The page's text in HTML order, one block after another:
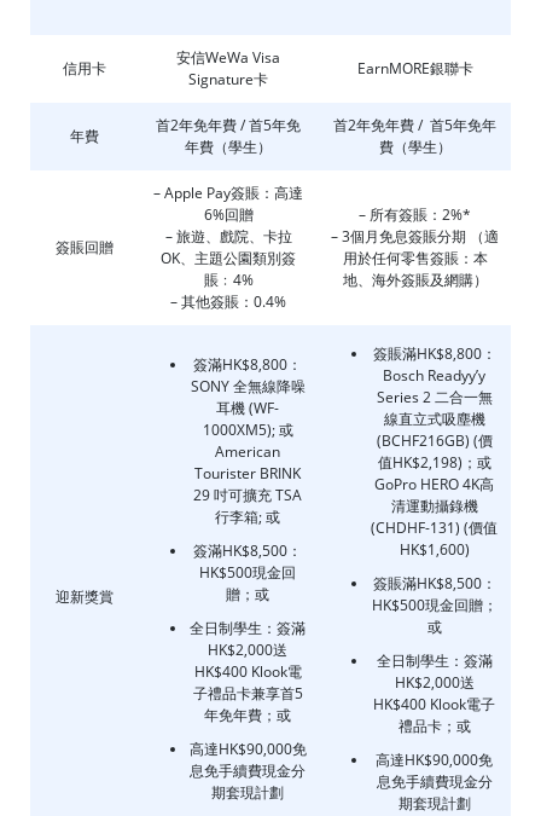
信用卡
安信WeWa Visa
Signature卡
EarnMORE銀聯卡
年費
首2年免年費 / 首5年免
年費（學生）
首2年免年費 / 首5年免年
費（學生）
簽賬回贈
– Apple Pay簽賬：高達
6%回贈
– 旅遊、戲院、卡拉
OK、主題公園類別簽
賬﹕4%
– 其他簽賬：0.4%
– 所有簽賬：2%*
– 3個月免息簽賬分期 （適
用於任何零售簽賬：本
地、海外簽賬及網購）
迎新獎賞
簽滿HK$8,800：
SONY 全無線降噪
耳機 (WF-
1000XM5); 或
American
Tourister BRINK
29 吋可擴充 TSA
行李箱; 或
簽滿HK$8,500：
HK$500現金回
贈；或
全日制學生：簽滿
HK$2,000送
HK$400 Klook電
子禮品卡兼享首5
年免年費；或
高達HK$90,000免
息免手續費現金分
期套現計劃
簽賬滿HK$8,800：
Bosch Readyy’y
Series 2 二合一無
線直立式吸塵機
(BCHF216GB) (價
值HK$2,198)；或
GoPro HERO 4K高
清運動攝錄機
(CHDHF-131) (價值
HK$1,600)
簽賬滿HK$8,500：
HK$500現金回贈；
或
全日制學生：簽滿
HK$2,000送
HK$400 Klook電子
禮品卡；或
高達HK$90,000免
息免手續費現金分
期套現計劃